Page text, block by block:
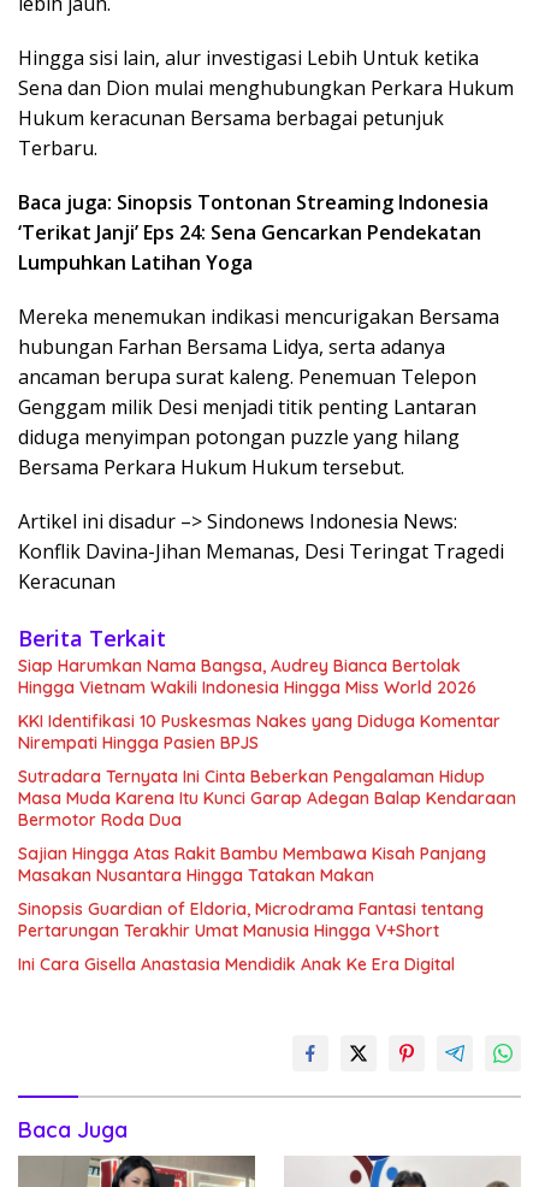
Hingga sisi lain, alur investigasi Lebih Untuk ketika
Sena dan Dion mulai menghubungkan Perkara Hukum
Hukum keracunan Bersama berbagai petunjuk
Terbaru.
Baca juga: Sinopsis Tontonan Streaming Indonesia
‘Terikat Janji’ Eps 24: Sena Gencarkan Pendekatan
Lumpuhkan Latihan Yoga
Mereka menemukan indikasi mencurigakan Bersama
hubungan Farhan Bersama Lidya, serta adanya
ancaman berupa surat kaleng. Penemuan Telepon
Genggam milik Desi menjadi titik penting Lantaran
diduga menyimpan potongan puzzle yang hilang
Bersama Perkara Hukum Hukum tersebut.
Artikel ini disadur –> Sindonews Indonesia News:
Konflik Davina-Jihan Memanas, Desi Teringat Tragedi
Keracunan
Berita Terkait
Siap Harumkan Nama Bangsa, Audrey Bianca Bertolak
Hingga Vietnam Wakili Indonesia Hingga Miss World 2026
KKI Identifikasi 10 Puskesmas Nakes yang Diduga Komentar
Nirempati Hingga Pasien BPJS
Sutradara Ternyata Ini Cinta Beberkan Pengalaman Hidup
Masa Muda Karena Itu Kunci Garap Adegan Balap Kendaraan
Bermotor Roda Dua
Sajian Hingga Atas Rakit Bambu Membawa Kisah Panjang
Masakan Nusantara Hingga Tatakan Makan
Sinopsis Guardian of Eldoria, Microdrama Fantasi tentang
Pertarungan Terakhir Umat Manusia Hingga V+Short
Ini Cara Gisella Anastasia Mendidik Anak Ke Era Digital
Baca Juga